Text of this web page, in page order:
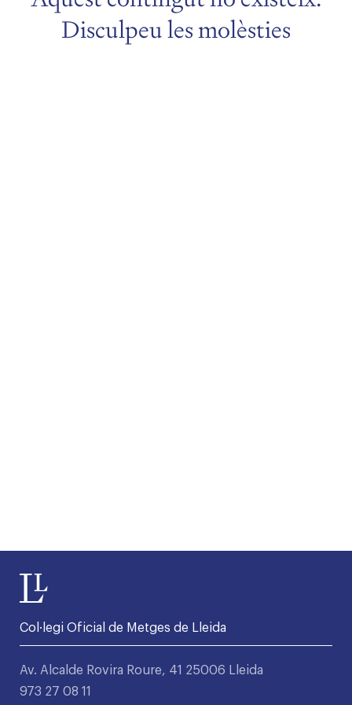
Disculpeu les molèsties
Col·legi Oficial de Metges de Lleida
Av. Alcalde Rovira Roure, 41 25006 Lleida
973 27 08 11